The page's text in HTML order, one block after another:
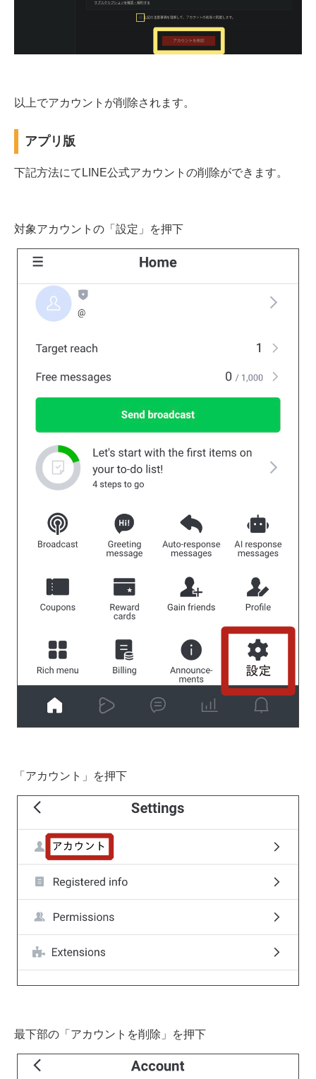
以上でアカウントが削除されます。
アプリ版
下記方法にてLINE公式アカウントの削除ができます。
対象アカウントの「設定」を押下
「アカウント」を押下
最下部の「アカウントを削除」を押下